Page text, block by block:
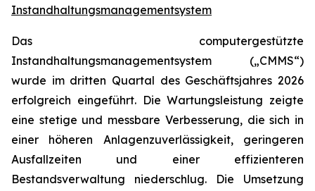
Instandhaltungsmanagementsystem
Das computergestützte
Instandhaltungsmanagementsystem („CMMS“)
wurde im dritten Quartal des Geschäftsjahres 2026
erfolgreich eingeführt. Die Wartungsleistung zeigte
eine stetige und messbare Verbesserung, die sich in
einer höheren Anlagenzuverlässigkeit, geringeren
Ausfallzeiten und einer effizienteren
Bestandsverwaltung niederschlug. Die Umsetzung